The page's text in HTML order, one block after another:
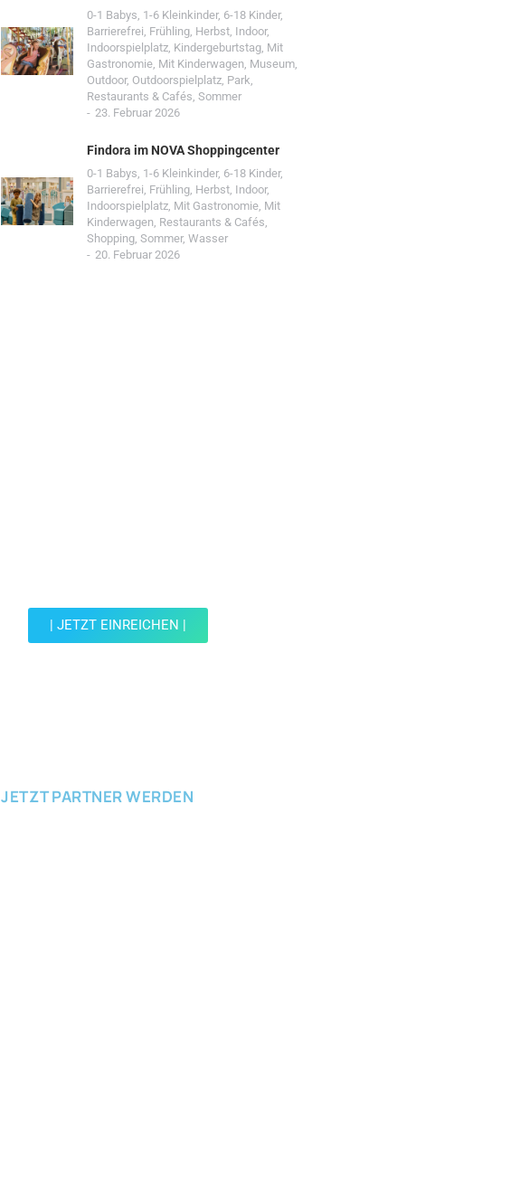
0-1 Babys, 1-6 Kleinkinder, 6-18 Kinder,
Barrierefrei, Frühling, Herbst, Indoor,
Indoorspielplatz, Kindergeburtstag, Mit
Gastronomie, Mit Kinderwagen, Museum,
Outdoor, Outdoorspielplatz, Park,
Restaurants & Cafés, Sommer
23. Februar 2026
Findora im NOVA Shoppingcenter
0-1 Babys, 1-6 Kleinkinder, 6-18 Kinder,
Barrierefrei, Frühling, Herbst, Indoor,
Indoorspielplatz, Mit Gastronomie, Mit
Kinderwagen, Restaurants & Cafés,
Shopping, Sommer, Wasser
20. Februar 2026
| JETZT EINREICHEN |
JETZT PARTNER WERDEN